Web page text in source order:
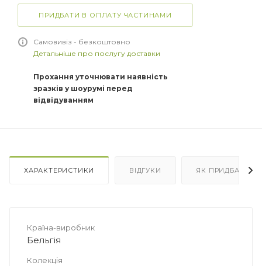
+10%
+15%
ПРИДБАТИ В ОПЛАТУ ЧАСТИНАМИ
Самовивіз - безкоштовно
Детальніше про послугу доставки
Прохання уточнювати наявність
зразків у шоурумі перед
відвідуванням
ХАРАКТЕРИСТИКИ ВІДГУКИ ЯК ПРИДБАТИ
Країна-виробник
Бельгія
Колекція